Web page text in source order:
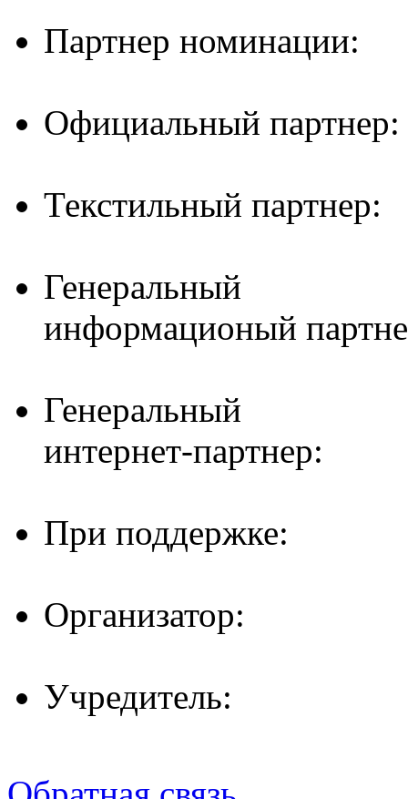
Партнер номинации:
Официальный партнер:
Текстильный партнер:
Генеральный
информационый
Генеральный
интернет-партнер:
При поддержке:
Организатор:
Учредитель: